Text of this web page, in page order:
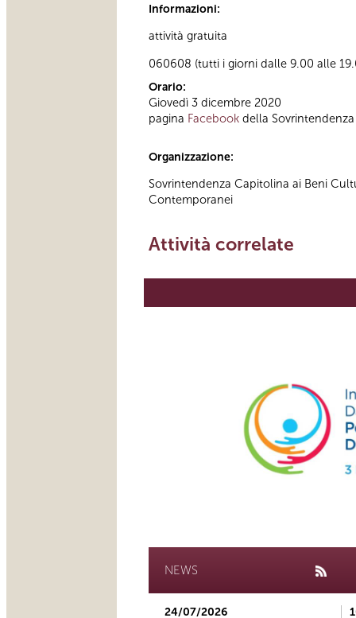
Informazioni:
attività gratuita
060608 (tutti i giorni dalle 9.00 alle
Orario:
Giovedì 3 dicembre 2020
pagina Facebook della
Organizzazione:
Sovrintendenza Capitolina ai Beni
Contemporanei
Attività correlate
NEWS
24/07/2026